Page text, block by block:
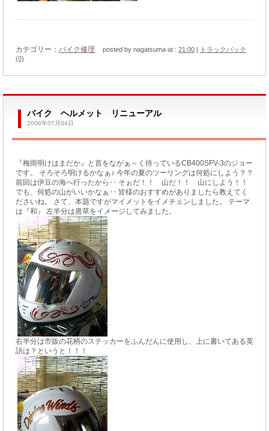
カテゴリー： バイク修理 posted by nagatsuma at : 21:00 |
トラックバック
(0)
バイク ヘルメット リニューアル
2006年07月04日
『梅雨明けはまだか』と首をながぁ～く待っているCB400SFV-3のジョー
です。 そろそろ明けるかなぁ♪ 今年の夏のツーリングは何処にしよう？？
前回は伊豆の海へ行ったから‥ そぉだ！！ 山だ！！ 山にしよう！！
でも、何処の山がいいかなぁ‥ 皆様のおすすめがありましたら教えてく
ださいね。 さて、本題ですがマイメットをイメチェンしました。 テーマ
は『和』 左半分は唐草をイメージしてみました。
右半分は市販の花柄のステッカーをふんだんに使用し、上に書いてある英
語は？というと！！！